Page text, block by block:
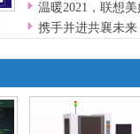
温暖2021，联想
携手并进共襄未